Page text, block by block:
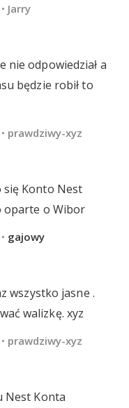
• Jarry
nie odpowiedział a
będzie robił to
• prawdziwy-xyz
się Konto Nest
oparte o Wibor
• gajowy
wszystko jasne .
walizkę. xyz
• prawdziwy-xyz
Nest Konta